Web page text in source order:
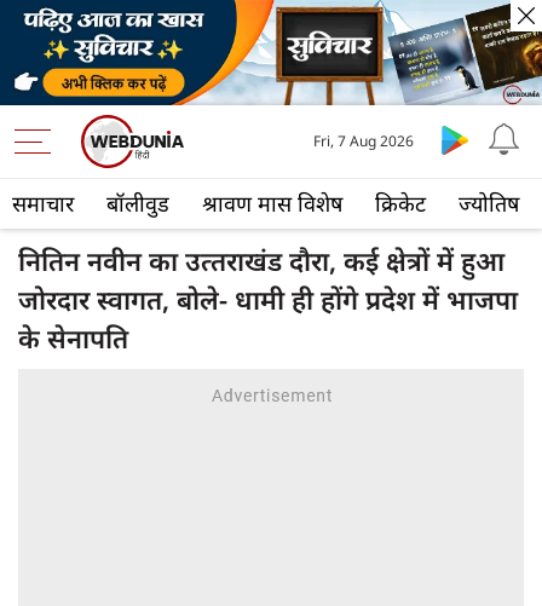
समाचार बॉलीवुड श्रावण मास विशेष क्रिकेट ज्योतिष
Fri, 7 Aug 2026
नितिन नवीन का उत्‍तराखंड दौरा, कई क्षेत्रों में हुआ
जोरदार स्‍वागत, बोले- धामी ही होंगे प्रदेश में भाजपा
के सेनापति